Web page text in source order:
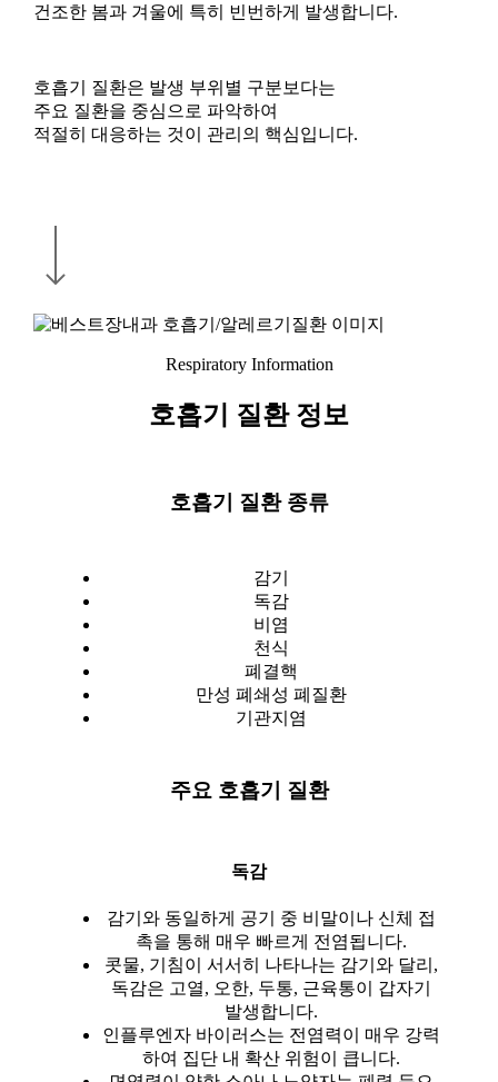
건조한 봄과 겨울에 특히 빈번하게 발생합니다.
호흡기 질환은 발생 부위별 구분보다는
주요 질환을 중심으로 파악하여
적절히 대응하는 것이 관리의 핵심입니다.
Respiratory Information
호흡기 질환 정보
호흡기 질환 종류
감기
독감
비염
천식
폐결핵
만성 폐쇄성 폐질환
기관지염
주요 호흡기 질환
독감
감기와 동일하게 공기 중 비말이나 신체 접
촉을 통해 매우 빠르게 전염됩니다.
콧물, 기침이 서서히 나타나는 감기와 달리,
독감은 고열, 오한, 두통, 근육통이 갑자기
발생합니다.
인플루엔자 바이러스는 전염력이 매우 강력
하여 집단 내 확산 위험이 큽니다.